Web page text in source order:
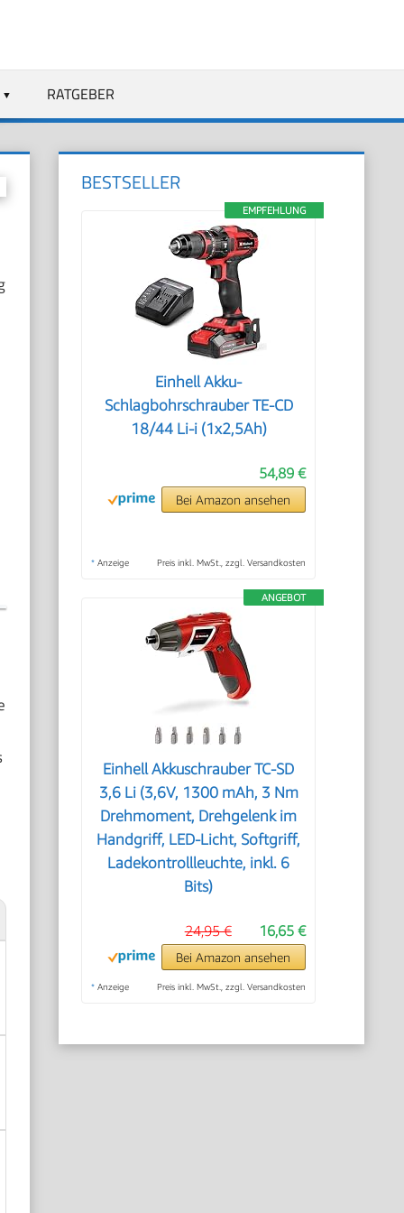
RATGEBER
BESTSELLER
EMPFEHLUNG
Einhell Akku-
Schlagbohrschrauber TE-CD
18/44 Li-i (1x2,5Ah)
54,89 €
Bei Amazon ansehen
* Anzeige Preis inkl. MwSt., zzgl. Versandkosten
ANGEBOT
Einhell Akkuschrauber TC-SD
3,6 Li (3,6V, 1300 mAh, 3 Nm
Drehmoment, Drehgelenk im
Handgriff, LED-Licht, Softgriff,
Ladekontrollleuchte, inkl. 6
Bits)
16,65 €
24,95 €
Bei Amazon ansehen
* Anzeige Preis inkl. MwSt., zzgl. Versandkosten